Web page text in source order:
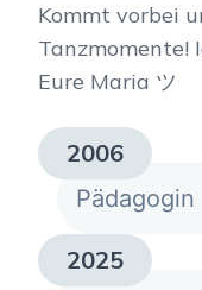
Kommt vorbei
Tanzmomente!
Eure Maria ツ
2006
Pädagogin
2025